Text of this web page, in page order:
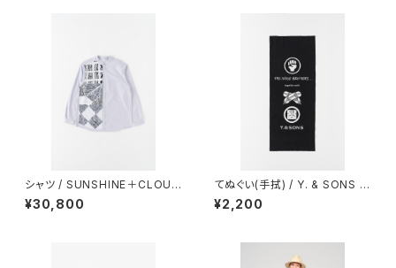
シャツ / SUNSHINE＋CLOUD
別注 / Remake Shirts / OPE
N STANDA / Sax
¥30,800
てぬぐい(手拭) / Y. & SONS ×
THE INOUE BROTHERS… /
浜松注染 / together with / B
¥2,200